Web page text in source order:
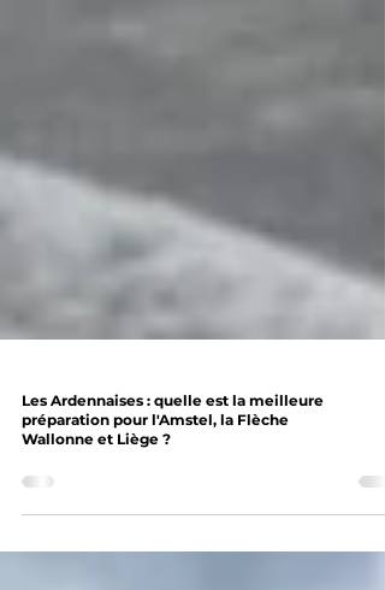
Les Ardennaises : quelle est la meilleure
préparation pour l'Amstel, la Flèche
Wallonne et Liège ?